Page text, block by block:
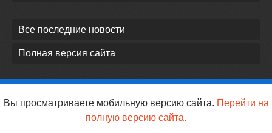
Все последние новости
Полная версия сайта
Вы просматриваете мобильную версию сайта. Перейти на
полную версию сайта.